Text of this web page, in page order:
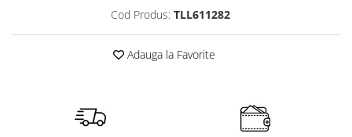
Cod Produs: TLL611282
Adauga la Favorite